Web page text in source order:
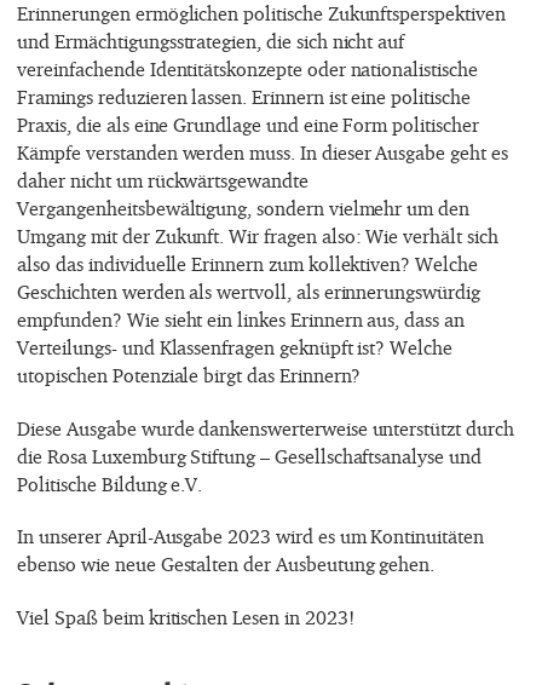
Erinnerungen ermöglichen politische Zukunftsperspektiven
und Ermächtigungsstrategien, die sich nicht auf
vereinfachende Identitätskonzepte oder nationalistische
Framings reduzieren lassen. Erinnern ist eine politische
Praxis, die als eine Grundlage und eine Form politischer
Kämpfe verstanden werden muss. In dieser Ausgabe geht es
daher nicht um rückwärtsgewandte
Vergangenheitsbewältigung, sondern vielmehr um den
Umgang mit der Zukunft. Wir fragen also: Wie verhält sich
also das individuelle Erinnern zum kollektiven? Welche
Geschichten werden als wertvoll, als erinnerungswürdig
empfunden? Wie sieht ein linkes Erinnern aus, dass an
Verteilungs- und Klassenfragen geknüpft ist? Welche
utopischen Potenziale birgt das Erinnern?
Diese Ausgabe wurde dankenswerterweise unterstützt durch
die Rosa Luxemburg Stiftung – Gesellschaftsanalyse und
Politische Bildung e.V.
In unserer April-Ausgabe 2023 wird es um Kontinuitäten
ebenso wie neue Gestalten der Ausbeutung gehen.
Viel Spaß beim kritischen Lesen in 2023!